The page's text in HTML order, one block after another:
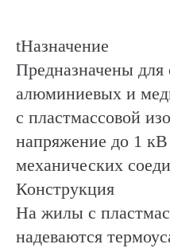
tНазначение
Предназначены для
алюминиевых и
с пластмассовой
напряжение до 1
механических
Конструкция
На жилы с
надеваются